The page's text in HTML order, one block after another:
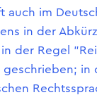
auch im
in der
der Regel
geschrieben; in